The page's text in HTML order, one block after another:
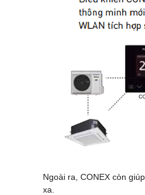
Ngoài ra, CONEX còn
xa.